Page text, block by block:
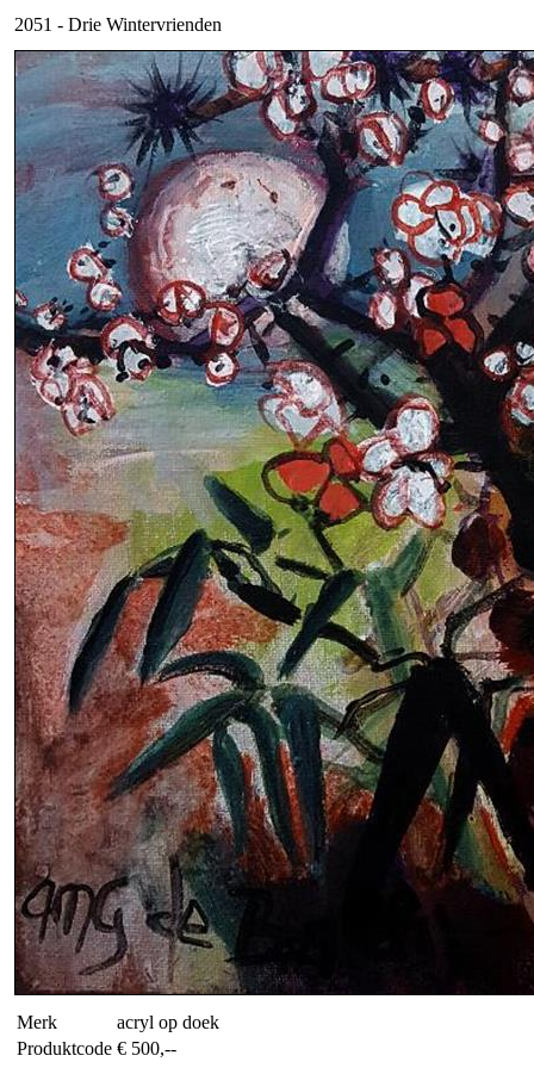
2051 - Drie Wintervrienden
Merk
acryl op doek
Produktcode € 500,--